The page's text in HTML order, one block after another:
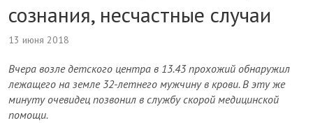
сознания, несчастные случаи
13 июня 2018
Вчера возле детского центра в 13.43 прохожий обнаружил
лежащего на земле 32-летнего мужчину в крови. В эту же
минуту очевидец позвонил в службу скорой медицинской
помощи.